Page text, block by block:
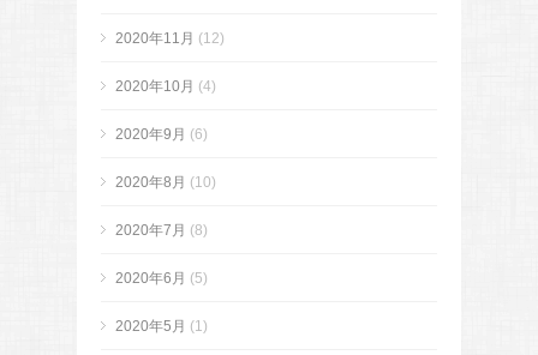
2020年11月 (12)
2020年10月 (4)
2020年9月 (6)
2020年8月 (10)
2020年7月 (8)
2020年6月 (5)
2020年5月 (1)